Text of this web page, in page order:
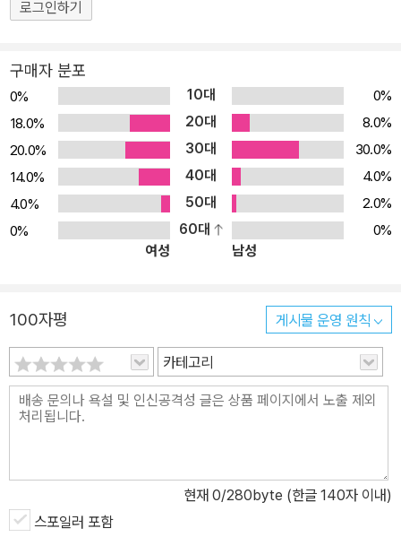
로그인하기
구매자 분포
0% 10대
0%
18.0%
20대
8.0%
20.0%
30대
30.0%
14.0%
40대
4.0%
4.0%
50대
2.0%
0%
60대
0%
여성
남성
100자평 게시물 운영 원칙
카테고리
현재 0/280byte (한글 140자 이내)
스포일러 포함